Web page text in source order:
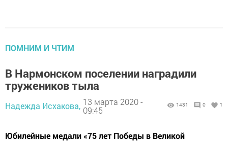
ПОМНИМ И ЧТИМ
В Нармонском поселении наградили
тружеников тыла
Надежда Исхакова, 13 марта 2020 -
09:45
1431 0 1
Юбилейные медали «75 лет Победы в Великой